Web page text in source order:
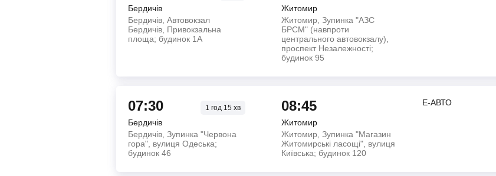
Бердичів
Бердичів, Автовокзал
Бердичів, Привокзальна
площа; будинок 1А
Житомир
Житомир, Зупинка "АЗС
БРСМ" (навпроти
центрального автовокзалу),
проспект Незалежності;
будинок 95
07:30 1 год15 хв
Бердичів
Бердичів, Зупинка "Червона
гора", вулиця Одеська;
будинок 46
08:45
Житомир
Житомир, Зупинка "Магазин
Житомирські ласощі", вулиця
Київська; будинок 120
Е-АВТО